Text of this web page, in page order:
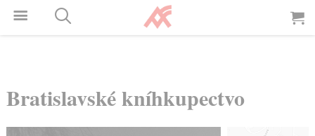
Bratislavské kníhkupectvo